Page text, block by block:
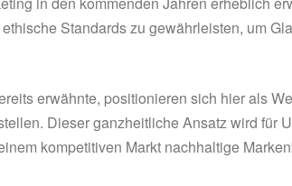
Standards zu gewährleisten, um
erwähnte, positionieren sich hier als
Dieser ganzheitliche Ansatz wird für
kompetitiven Markt nachhaltige